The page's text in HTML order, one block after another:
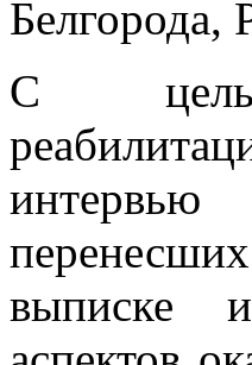
Белгорода,
С целью
выписке